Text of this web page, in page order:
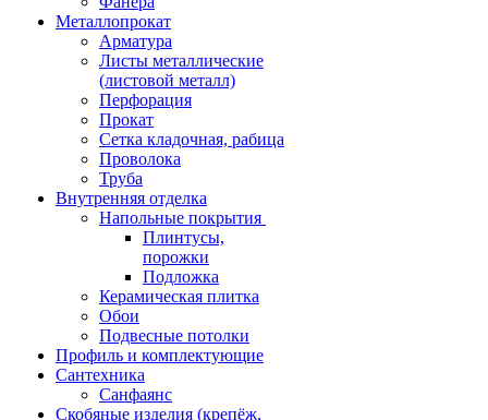
Металлопрокат
Арматура
Листы металлические
(листовой металл)
Перфорация
Прокат
Сетка кладочная, рабица
Проволока
Труба
Внутренняя отделка
Напольные покрытия
Плинтусы,
порожки
Подложка
Керамическая плитка
Обои
Подвесные потолки
Профиль и комплектующие
Сантехника
Санфаянс
Скобяные изделия (крепёж,